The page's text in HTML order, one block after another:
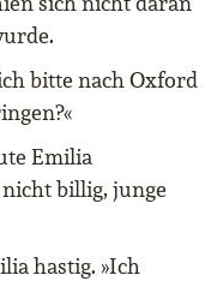
bitte nach Oxford
Emilia
billig, junge
hastig. »Ich